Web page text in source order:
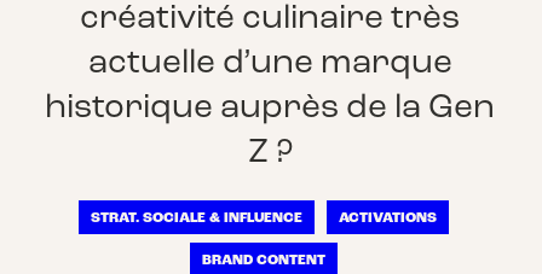
créativité culinaire très
actuelle d’une marque
historique auprès de la Gen
Z ?
STRAT. SOCIALE & INFLUENCE ACTIVATIONS
BRAND CONTENT